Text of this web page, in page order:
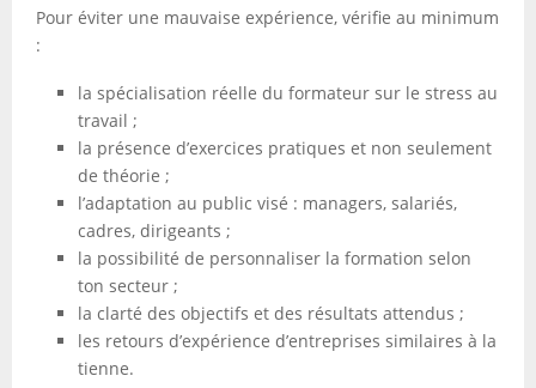
Pour éviter une mauvaise expérience, vérifie au minimum
:
la spécialisation réelle du formateur sur le stress au
travail ;
la présence d’exercices pratiques et non seulement
de théorie ;
l’adaptation au public visé : managers, salariés,
cadres, dirigeants ;
la possibilité de personnaliser la formation selon
ton secteur ;
la clarté des objectifs et des résultats attendus ;
les retours d’expérience d’entreprises similaires à la
tienne.